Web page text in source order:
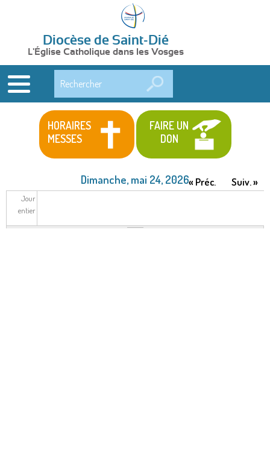
Diocèse de Saint-Dié
L'Église Catholique dans les Vosges
HORAIRES
MESSES
FAIRE UN
DON
Dimanche, mai 24, 2026« Préc. Suiv. »
Jour
entier